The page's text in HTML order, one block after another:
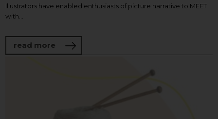
Illustrators have enabled enthusiasts of picture narrative to MEET
with...
read more about Baltic Meetings of Illustrators